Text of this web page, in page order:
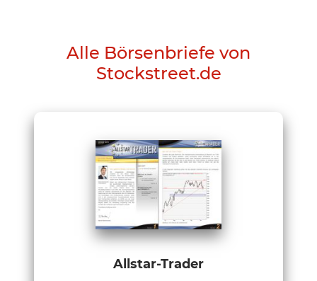
Alle Börsenbriefe von
Stockstreet.de
Allstar-Trader